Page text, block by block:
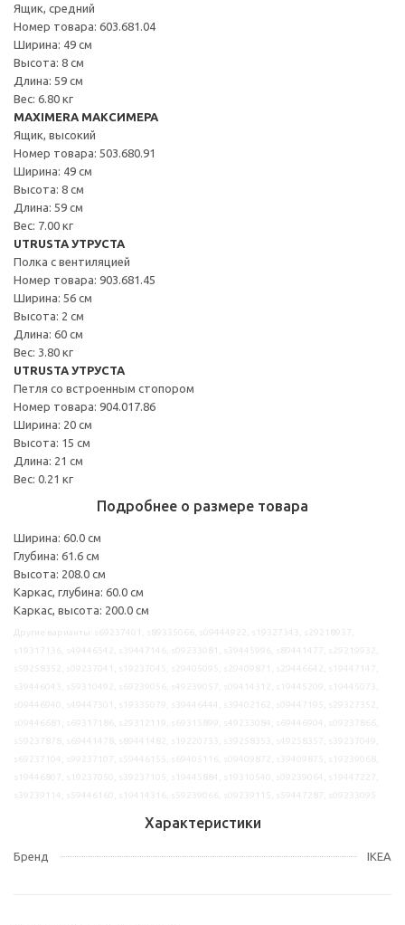
Ящик, средний
Номер товара: 603.681.04
Ширина: 49 см
Высота: 8 см
Длина: 59 см
Вес: 6.80 кг
MAXIMERA МАКСИМЕРА
Ящик, высокий
Номер товара: 503.680.91
Ширина: 49 см
Высота: 8 см
Длина: 59 см
Вес: 7.00 кг
UTRUSTA УТРУСТА
Полка с вентиляцией
Номер товара: 903.681.45
Ширина: 56 см
Высота: 2 см
Длина: 60 см
Вес: 3.80 кг
UTRUSTA УТРУСТА
Петля со встроенным стопором
Номер товара: 904.017.86
Ширина: 20 см
Высота: 15 см
Длина: 21 см
Вес: 0.21 кг
Подробнее о размере товара
Ширина: 60.0 см
Глубина: 61.6 см
Высота: 208.0 см
Каркас, глубина: 60.0 см
Каркас, высота: 200.0 см
Характеристики
Бренд IKEA